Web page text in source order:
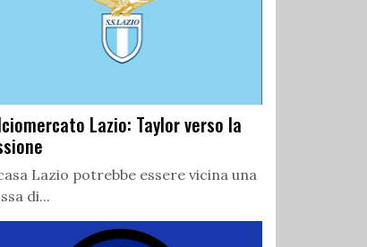
Lazio: Taylor verso la
Lazio potrebbe essere vicina una
di...